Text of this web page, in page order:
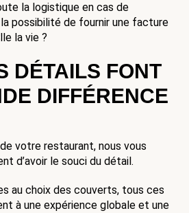
la logistique en cas de
possibilité de fournir une facture
la vie ?
DÉTAILS FONT
DIFFÉRENCE
votre restaurant, nous vous
d’avoir le souci du détail.
au choix des couverts, tous ces
à une expérience globale et une